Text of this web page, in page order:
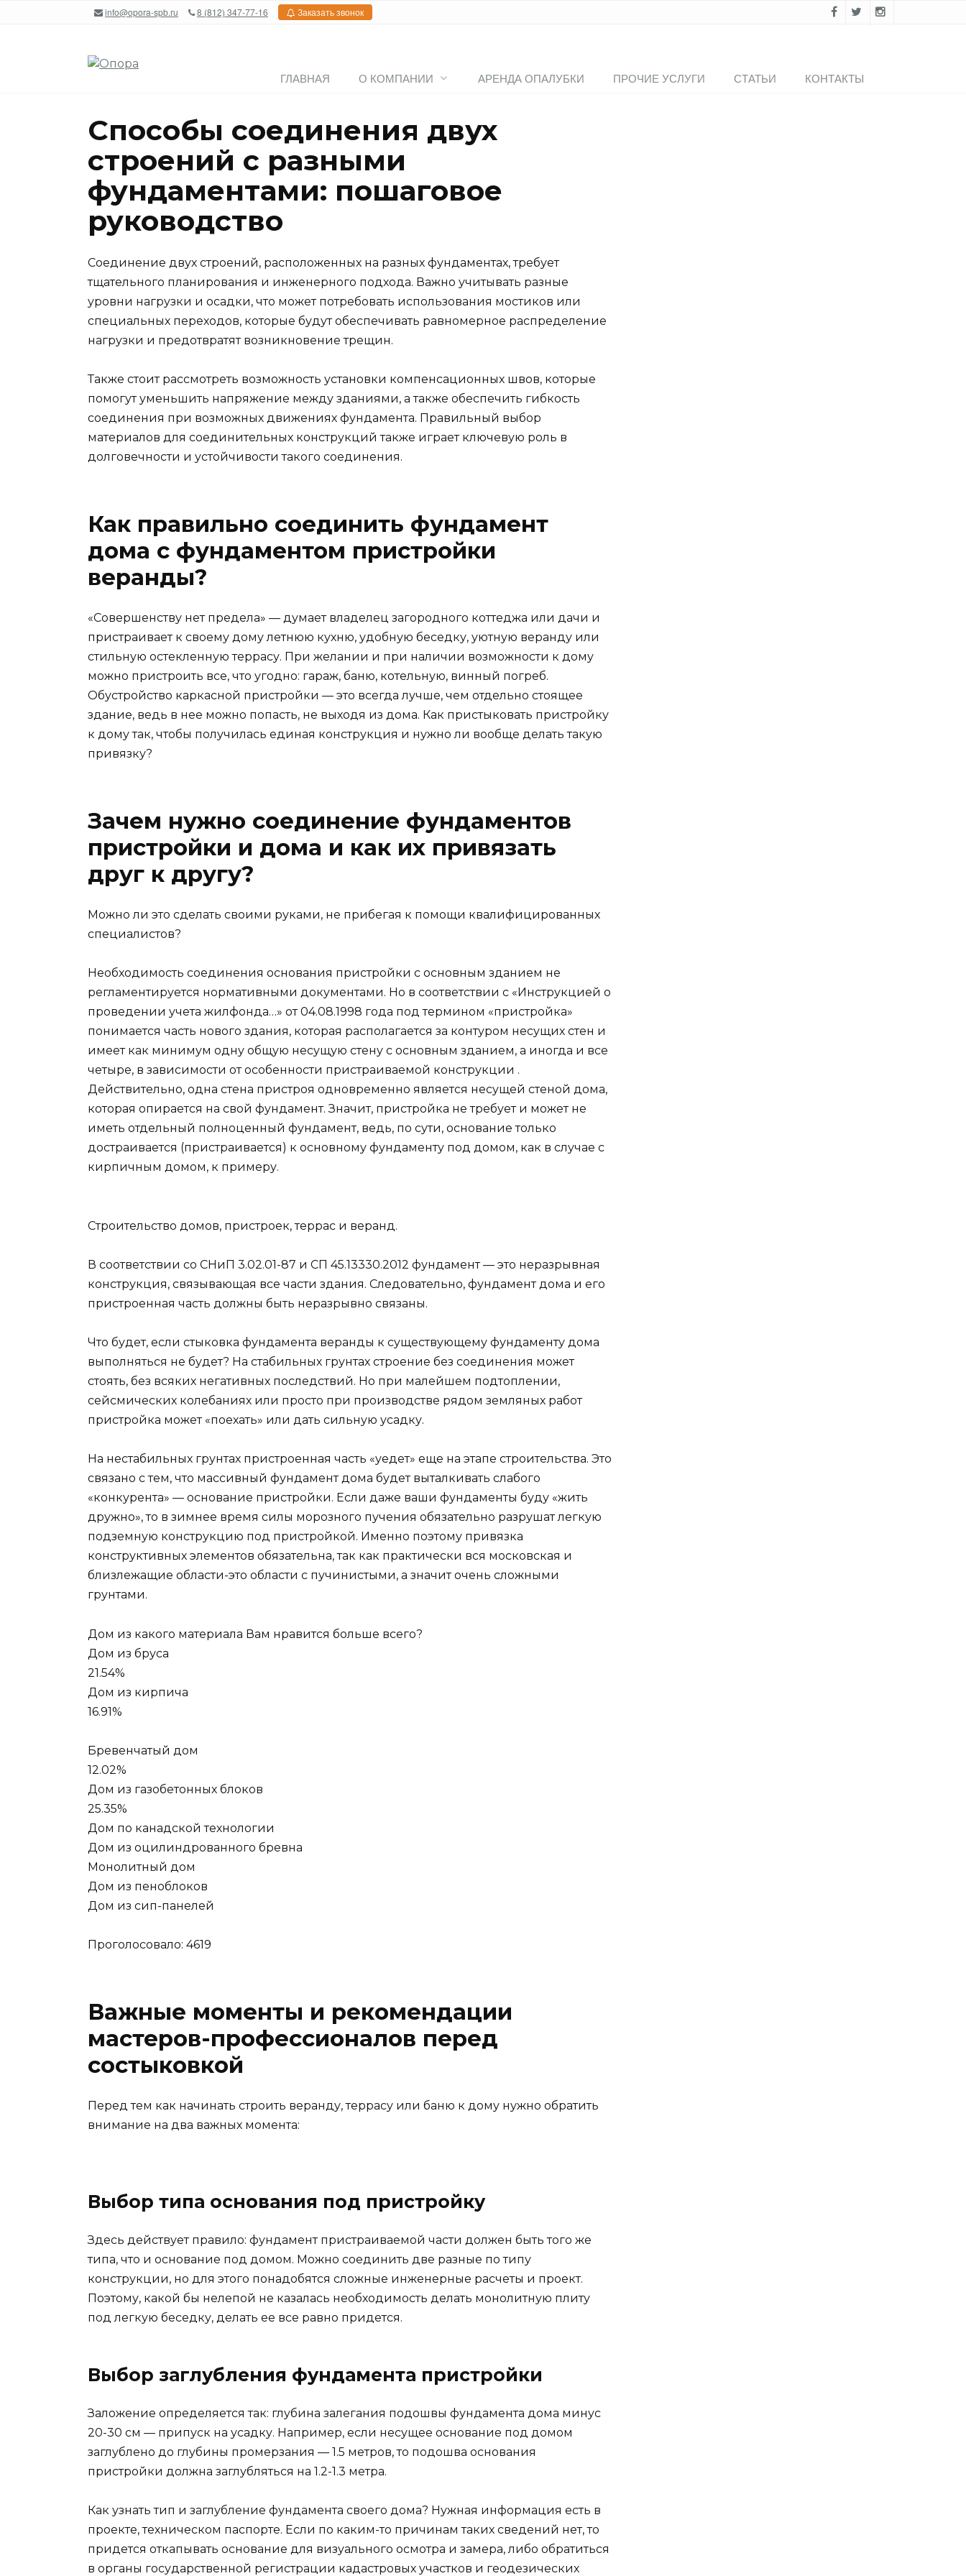
info@opora-spb.ru 8 (812) 347-77-16 Заказать звонок
ГЛАВНАЯ О КОМПАНИИ АРЕНДА ОПАЛУБКИ ПРОЧИЕ УСЛУГИ СТАТЬИ КОНТАКТЫ
Способы соединения двух
строений с разными
фундаментами: пошаговое
руководство
Соединение двух строений, расположенных на разных фундаментах, требует
тщательного планирования и инженерного подхода. Важно учитывать разные
уровни нагрузки и осадки, что может потребовать использования мостиков или
специальных переходов, которые будут обеспечивать равномерное распределение
нагрузки и предотвратят возникновение трещин.
Также стоит рассмотреть возможность установки компенсационных швов, которые
помогут уменьшить напряжение между зданиями, а также обеспечить гибкость
соединения при возможных движениях фундамента. Правильный выбор
материалов для соединительных конструкций также играет ключевую роль в
долговечности и устойчивости такого соединения.
Как правильно соединить фундамент
дома с фундаментом пристройки
веранды?
«Совершенству нет предела» — думает владелец загородного коттеджа или дачи и
пристраивает к своему дому летнюю кухню, удобную беседку, уютную веранду или
стильную остекленную террасу. При желании и при наличии возможности к дому
можно пристроить все, что угодно: гараж, баню, котельную, винный погреб.
Обустройство каркасной пристройки — это всегда лучше, чем отдельно стоящее
здание, ведь в нее можно попасть, не выходя из дома. Как пристыковать пристройку
к дому так, чтобы получилась единая конструкция и нужно ли вообще делать такую
привязку?
Зачем нужно соединение фундаментов
пристройки и дома и как их привязать
друг к другу?
Можно ли это сделать своими руками, не прибегая к помощи квалифицированных
специалистов?
Необходимость соединения основания пристройки с основным зданием не
регламентируется нормативными документами. Но в соответствии с «Инструкцией о
проведении учета жилфонда…» от 04.08.1998 года под термином «пристройка»
понимается часть нового здания, которая располагается за контуром несущих стен и
имеет как минимум одну общую несущую стену с основным зданием, а иногда и все
четыре, в зависимости от особенности пристраиваемой конструкции .
Действительно, одна стена пристроя одновременно является несущей стеной дома,
которая опирается на свой фундамент. Значит, пристройка не требует и может не
иметь отдельный полноценный фундамент, ведь, по сути, основание только
достраивается (пристраивается) к основному фундаменту под домом, как в случае с
кирпичным домом, к примеру.
Строительство домов, пристроек, террас и веранд.
В соответствии со СНиП 3.02.01-87 и СП 45.13330.2012 фундамент — это неразрывная
конструкция, связывающая все части здания. Следовательно, фундамент дома и его
пристроенная часть должны быть неразрывно связаны.
Что будет, если стыковка фундамента веранды к существующему фундаменту дома
выполняться не будет? На стабильных грунтах строение без соединения может
стоять, без всяких негативных последствий. Но при малейшем подтоплении,
сейсмических колебаниях или просто при производстве рядом земляных работ
пристройка может «поехать» или дать сильную усадку.
На нестабильных грунтах пристроенная часть «уедет» еще на этапе строительства. Это
связано с тем, что массивный фундамент дома будет выталкивать слабого
«конкурента» — основание пристройки. Если даже ваши фундаменты буду «жить
дружно», то в зимнее время силы морозного пучения обязательно разрушат легкую
подземную конструкцию под пристройкой. Именно поэтому привязка
конструктивных элементов обязательна, так как практически вся московская и
близлежащие области-это области с пучинистыми, а значит очень сложными
грунтами.
Дом из какого материала Вам нравится больше всего?
Дом из бруса
21.54%
Дом из кирпича
16.91%
Бревенчатый дом
12.02%
Дом из газобетонных блоков
25.35%
Дом по канадской технологии
Дом из оцилиндрованного бревна
Монолитный дом
Дом из пеноблоков
Дом из сип-панелей
Проголосовало: 4619
Важные моменты и рекомендации
мастеров-профессионалов перед
состыковкой
Перед тем как начинать строить веранду, террасу или баню к дому нужно обратить
внимание на два важных момента:
Выбор типа основания под пристройку
Здесь действует правило: фундамент пристраиваемой части должен быть того же
типа, что и основание под домом. Можно соединить две разные по типу
конструкции, но для этого понадобятся сложные инженерные расчеты и проект.
Поэтому, какой бы нелепой не казалась необходимость делать монолитную плиту
под легкую беседку, делать ее все равно придется.
Выбор заглубления фундамента пристройки
Заложение определяется так: глубина залегания подошвы фундамента дома минус
20-30 см — припуск на усадку. Например, если несущее основание под домом
заглублено до глубины промерзания — 1.5 метров, то подошва основания
пристройки должна заглубляться на 1.2-1.3 метра.
Как узнать тип и заглубление фундамента своего дома? Нужная информация есть в
проекте, техническом паспорте. Если по каким-то причинам таких сведений нет, то
придется откапывать основание для визуального осмотра и замера, либо обратиться
в органы государственной регистрации кадастровых участков и геодезических